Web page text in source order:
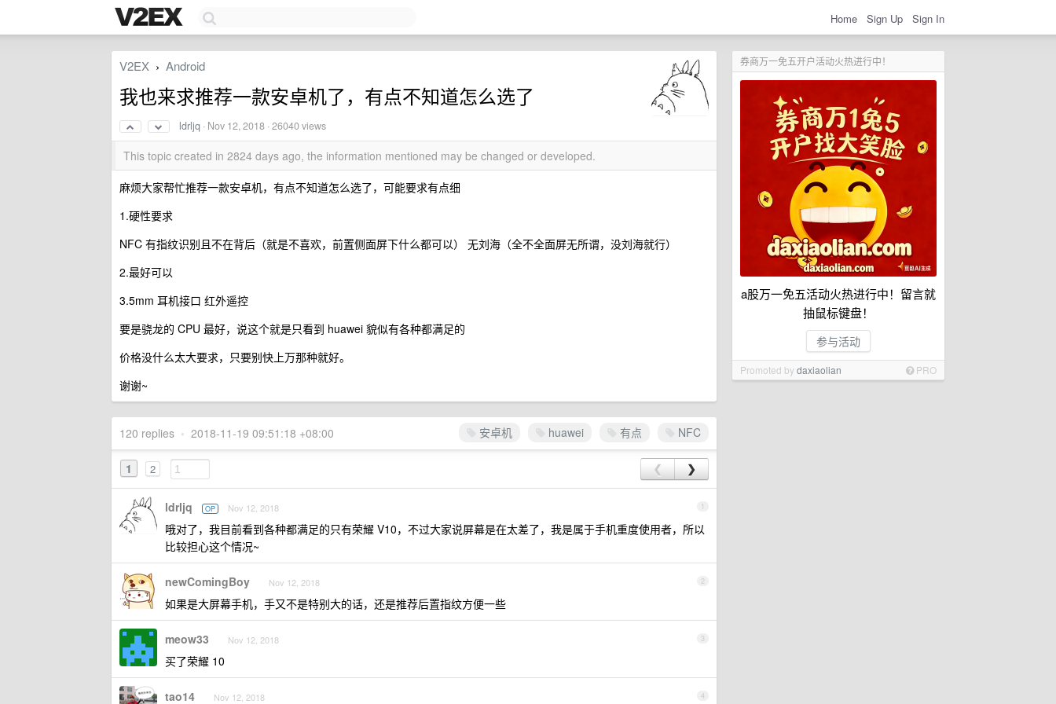
Home Sign Up Sign In
券商万一免五开户活动火热进行中！
a股万一免五活动火热进行中！留言就
抽鼠标键盘！
参与活动
Promoted bydaxiaolian PRO
V2EX › Android
我也来求推荐一款安卓机了，有点不知道怎么选了
ldrljq · Nov 12, 2018 · 26040 views
This topic created in 2824 days ago, the information mentioned may be changed or developed.
麻烦大家帮忙推荐一款安卓机，有点不知道怎么选了，可能要求有点细
1.硬性要求
NFC 有指纹识别且不在背后（就是不喜欢，前置侧面屏下什么都可以） 无刘海（全不全面屏无所谓，没刘海就行）
2.最好可以
3.5mm 耳机接口 红外遥控
要是骁龙的 CPU 最好，说这个就是只看到 huawei 貌似有各种都满足的
价格没什么太大要求，只要别快上万那种就好。
谢谢~
安卓机 huawei 有点 NFC
120 replies • 2018-11-19 09:51:18 +08:00
1 2 ❮ ❯
1
ldrljq OP Nov 12, 2018
哦对了，我目前看到各种都满足的只有荣耀 V10，不过大家说屏幕是在太差了，我是属于手机重度使用者，所以
比较担心这个情况~
2
newComingBoy Nov 12, 2018
如果是大屏幕手机，手又不是特别大的话，还是推荐后置指纹方便一些
3
meow33 Nov 12, 2018
买了荣耀 10
4
tao14 Nov 12, 2018